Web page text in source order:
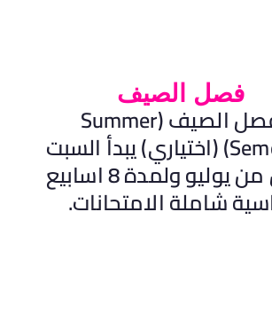
فصل الصيف
فصل الصيف (Summer
Semester) (اختياري) يبدأ السبت
الأول من يوليو ولمدة 8 اسابيع
شاملة الامتحانات.